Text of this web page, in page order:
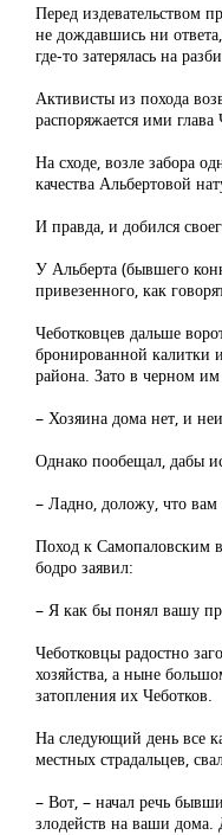
Перед издевательством
не дождавшись ни
где-то затерялась на
Активисты из похода
распоряжается ими
На сходе, возле забора
качества Альбертовой
И правда, и добился
У Альберта (бывшего
привезенного, как
Чеботковцев дальше
бронированной калитки
района. Зато в черном им
– Хозяина дома нет, и
Однако пообещал, дабы
– Ладно, доложу, что
Поход к Самопаловским
бодро заявил:
– Я как бы понял вашу
Чеботковцы радостно
хозяйства, а ныне
затопления их Чеботков.
На следующий день все
местных страдальцев,
– Вот, – начал речь
злодейств на ваши